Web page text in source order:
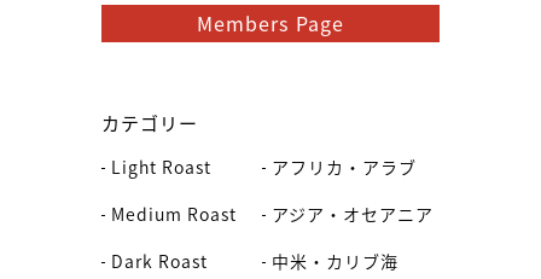
Members Page
カテゴリー
Light Roast
Medium Roast
Dark Roast
アフリカ・アラブ
アジア・オセアニア
中米・カリブ海